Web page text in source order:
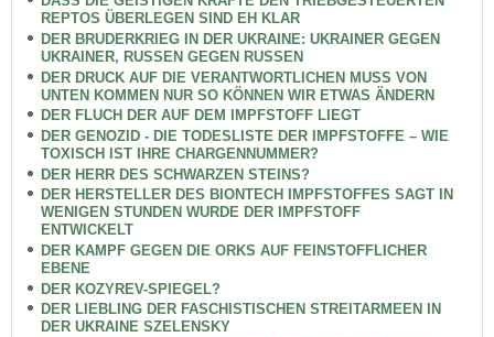
REPTOS ÜBERLEGEN SIND EH KLAR
DER BRUDERKRIEG IN DER UKRAINE: UKRAINER GEGEN
UKRAINER, RUSSEN GEGEN RUSSEN
DER DRUCK AUF DIE VERANTWORTLICHEN MUSS VON
UNTEN KOMMEN NUR SO KÖNNEN WIR ETWAS ÄNDERN
DER FLUCH DER AUF DEM IMPFSTOFF LIEGT
DER GENOZID - DIE TODESLISTE DER IMPFSTOFFE – WIE
TOXISCH IST IHRE CHARGENNUMMER?
DER HERR DES SCHWARZEN STEINS?
DER HERSTELLER DES BIONTECH IMPFSTOFFES SAGT IN
WENIGEN STUNDEN WURDE DER IMPFSTOFF
ENTWICKELT
DER KAMPF GEGEN DIE ORKS AUF FEINSTOFFLICHER
EBENE
DER KOZYREV-SPIEGEL?
DER LIEBLING DER FASCHISTISCHEN STREITARMEEN IN
DER UKRAINE SZELENSKY